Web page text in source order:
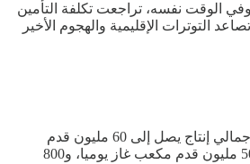
710 ملايين دولار، وفق بيانات البورصة المصرية. وفي الوقت نفسه، تراجعت تكلفة التأمين
مستوى المخاطر رغم تصاعد التوترات الإقليمية والهجوم الأخير
أعلنت وزارة البترول والثروة المعدنية نجاح شركة البرلس للغاز في إضافة بئرين جديدين بالبحر المتوسط بمنطقة غرب الدلتا العميقة على خريطة إنتاج الغاز الطبيعي بإجمالي إنتاج يصل إلى 60 مليون قدم
مكعب يوميا. وتعد البئر "سفاير ساوث سينترال دي بي " هي البئر الثالثة ضمن آبار المرحلة الحادية عشرة لإنتاج الغاز لمشروع غرب دلتا النيل العميقة، وبدأ إنتاجه بنحو 50 مليون قدم مكعب غاز يوميا، و800